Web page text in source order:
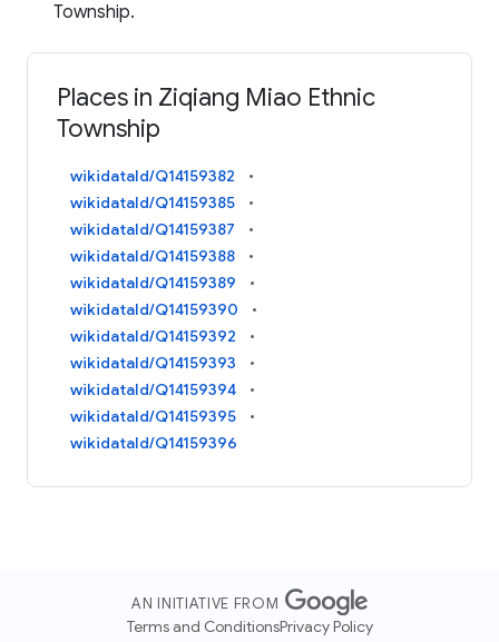
Township.
Places in Ziqiang Miao Ethnic
Township
wikidataId/Q14159382
wikidataId/Q14159385
wikidataId/Q14159387
wikidataId/Q14159388
wikidataId/Q14159389
wikidataId/Q14159390
wikidataId/Q14159392
wikidataId/Q14159393
wikidataId/Q14159394
wikidataId/Q14159395
wikidataId/Q14159396
AN INITIATIVE FROM
Terms and ConditionsPrivacy Policy